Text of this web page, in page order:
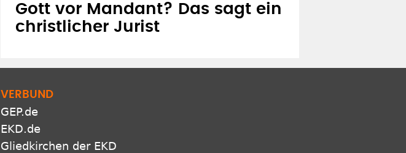
Gott vor Mandant? Das sagt ein
christlicher Jurist
VERBUND
GEP.de
EKD.de
Gliedkirchen der EKD